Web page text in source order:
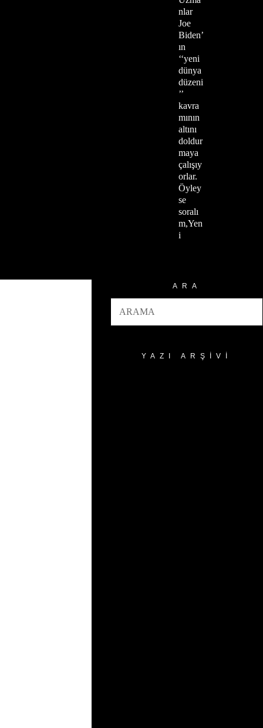
nlar
Joe
Biden’
ın
‘‘yeni
dünya
düzeni
’’
kavra
mının
altını
doldur
maya
çalışıy
orlar.
Öyley
se
soralı
m,Yen
i
ARA
YAZI ARŞIVI